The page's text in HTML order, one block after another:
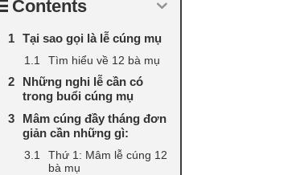
Contents
Tại sao gọi là lễ cúng mụ
Tìm hiểu về 12 bà mụ
Những nghi lễ cần có
trong buổi cúng mụ
Mâm cúng đầy tháng đơn
giản cần những gì:
Thứ 1: Mâm lễ cúng 12
bà mụ